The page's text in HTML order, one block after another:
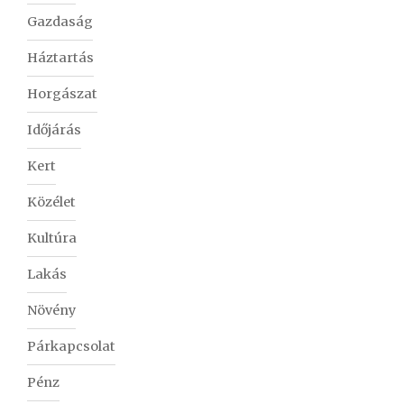
Gazdaság
Háztartás
Horgászat
Időjárás
Kert
Közélet
Kultúra
Lakás
Növény
Párkapcsolat
Pénz